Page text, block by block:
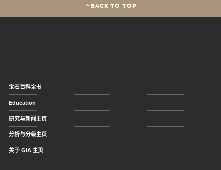
BACK TO TOP
宝石百科全书
Education
研究与新闻主页
分析与分级主页
关于 GIA 主页